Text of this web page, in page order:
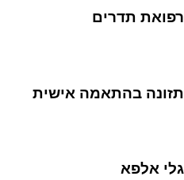
רפואת תדרים
תזונה בהתאמה אישית
גלי אלפא